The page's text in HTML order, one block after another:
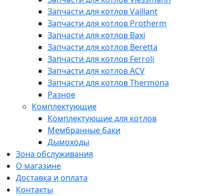
Запчасти для котлов Vaillant
Запчасти для котлов Protherm
Запчасти для котлов Baxi
Запчасти для котлов Beretta
Запчасти для котлов Ferroli
Запчасти для котлов ACV
Запчасти для котлов Thermona
Разное
Комплектующие
Комплектующие для котлов
Мембранные баки
Дымоходы
Зона обслуживания
О магазине
Доставка и оплата
Контакты